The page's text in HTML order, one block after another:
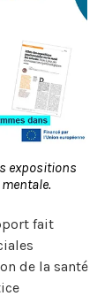
expositions
fait
de la santé